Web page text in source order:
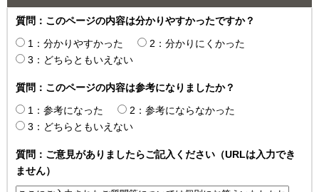
質問：このページの内容は分かりやすかったですか？
1：分かりやすかった
2：分かりにくかった
3：どちらともいえない
質問：このページの内容は参考になりましたか？
1：参考になった
2：参考にならなかった
3：どちらともいえない
質問：ご意見がありましたらご記入ください（URLは入力でき
ません）